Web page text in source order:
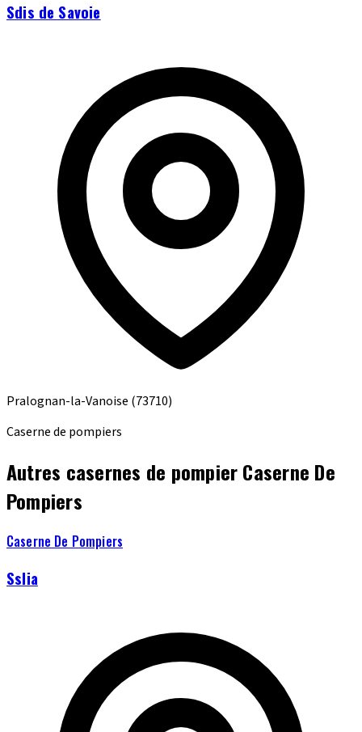
Sdis de Savoie
Pralognan-la-Vanoise (73710)
Caserne de pompiers
Autres casernes de pompier Caserne De
Pompiers
Caserne De Pompiers
Sslia